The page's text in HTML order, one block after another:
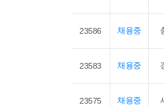
23586 채용중
23583 채용중
23575 채용중